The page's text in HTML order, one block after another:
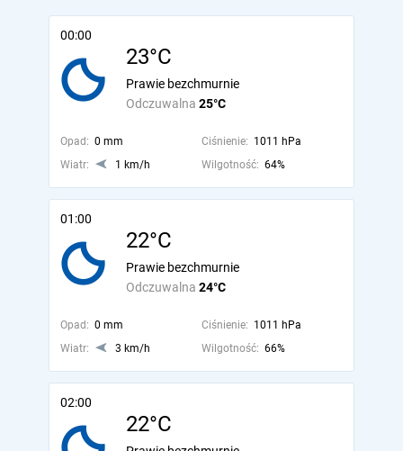
00:00
23°C
Odczuwalna 25°C
Prawie bezchmurnie
Opad: 0 mm Ciśnienie: 1011 hPa
Wiatr:
1 km/h Wilgotność: 64%
01:00
22°C
Odczuwalna 24°C
Prawie bezchmurnie
Opad: 0 mm Ciśnienie: 1011 hPa
Wiatr:
3 km/h Wilgotność: 66%
02:00
22°C